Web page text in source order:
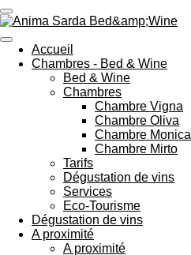
Passer
au
contenu
principal
Accueil
Chambres - Bed & Wine
Bed & Wine
Chambres
Chambre Vigna
Chambre Oliva
Chambre Monica
Chambre Mirto
Tarifs
Dégustation de vins
Services
Eco-Tourisme
Dégustation de vins
A proximité
A proximité